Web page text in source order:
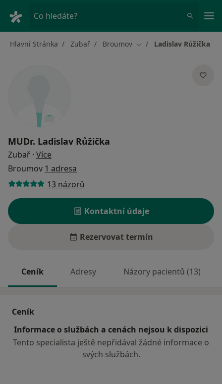
Co hledáte?
Hlavní Stránka Zubař Broumov Změna města
Ladislav Růžička
MUDr. Ladislav Růžička
Zubař · Více
Broumov 1 adresa
13 názorů
Kontaktní údaje
Rezervovat termín
Ceník Adresy Názory pacientů (13)
Ceník
Informace o službách a cenách nejsou k dispozici
Tento specialista ještě nepřidával žádné informace o
svých službách.